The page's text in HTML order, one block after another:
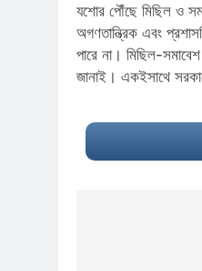
যশোর পৌঁছে মিছিল ও
অগণতান্ত্রিক এবং
পারে না। মিছিল-
জানাই। একইসাথে